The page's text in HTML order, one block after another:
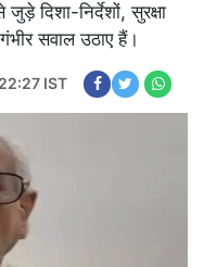
दिशा-निर्देशों, सुरक्षा
सवाल उठाए हैं।
IST